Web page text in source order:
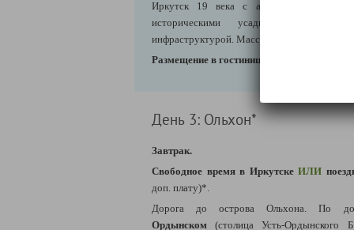
Иркутск 19 века с аккуратными
историческими усадьбами,
инфраструктурой. Масса сувениров и мест
Размещение в гостинице. Свободное время.
День 3: Ольхон*
Завтрак.
Свободное время в Иркутске ИЛИ
доп. плату)*.
Дорога до острова Ольхона. По
Ордынском(столица Усть-Ордынского